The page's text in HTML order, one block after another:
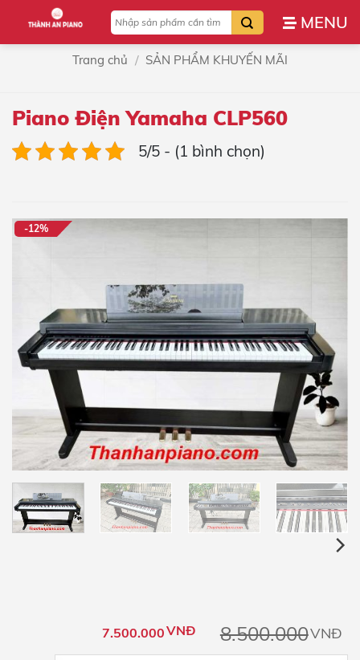
nội
Tìm
kiếm:
Trang chủ / SẢN PHẨM KHUYẾN MÃI
Piano Điện Yamaha CLP560
5/5 - (1 bình chọn)
-12%
8.500.000VNĐ
7.500.000VNĐ